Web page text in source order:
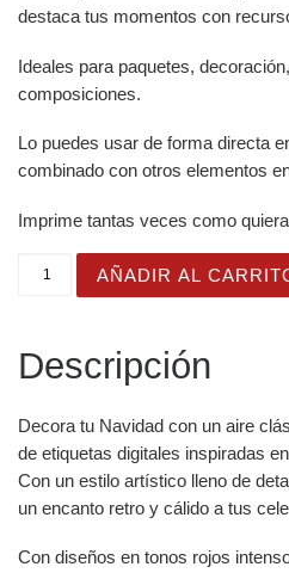
destaca tus momentos con
Ideales para paquetes,
composiciones.
Lo puedes usar de forma directa
combinado con otros elementos
Imprime tantas veces como
Etiquetas imprimibles de
AÑADIR AL
Descripción
Decora tu Navidad con un aire
de etiquetas digitales inspiradas
Con un estilo artístico lleno de
un encanto retro y cálido a tus
Con diseños en tonos rojos